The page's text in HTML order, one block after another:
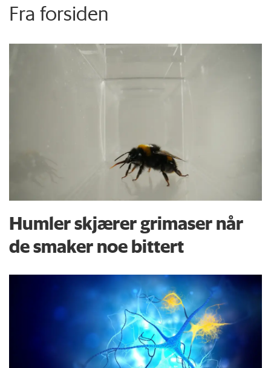
Fra forsiden
Humler skjærer grimaser når
de smaker noe bittert